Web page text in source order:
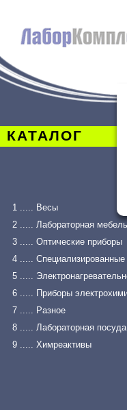
КАТАЛОГ
1 ..... Весы
2 ..... Лабораторная мебель
3 ..... Оптические приборы
4 .....
5 .....
6 ..... Приборы
7 ..... Разное
8 ..... Лабораторная посуда
9 ..... Химреактивы